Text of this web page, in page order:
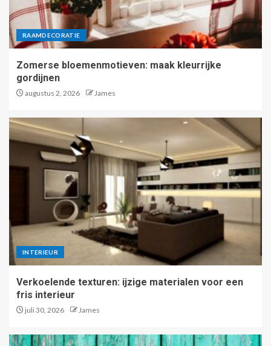
RAAMDECORATIE
Zomerse bloemenmotieven: maak kleurrijke
gordijnen
augustus 2, 2026 James
INTERIEUR
Verkoelende texturen: ijzige materialen voor een
fris interieur
juli 30, 2026 James